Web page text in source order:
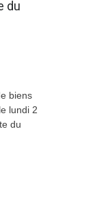
du
biens
lundi 2
du